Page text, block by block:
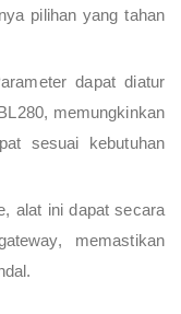
pilihan yang tahan
dapat diatur
memungkinkan
sesuai kebutuhan
alat ini dapat secara
memastikan